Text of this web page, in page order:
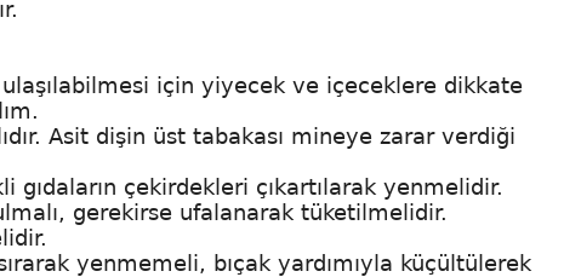
için yiyecek ve içeceklere dikkate
Asit dişin üst tabakası mineye zarar verdiği
çekirdekleri çıkartılarak yenmelidir.
gerekirse ufalanarak tüketilmelidir.
yenmemeli, bıçak yardımıyla küçültülerek